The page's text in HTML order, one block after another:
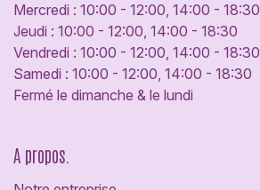
Mercredi : 10:00 - 12:00, 14:00 - 18:30
Jeudi : 10:00 - 12:00, 14:00 - 18:30
Vendredi : 10:00 - 12:00, 14:00 - 18:30
Samedi : 10:00 - 12:00, 14:00 - 18:30
Fermé le dimanche & le lundi
A propos.